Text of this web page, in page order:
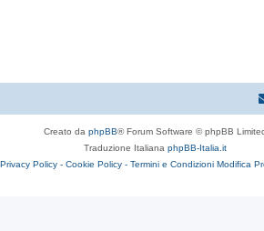
Creato da phpBB® Forum Software © phpBB
Traduzione Italiana phpBB-Italia.it
Privacy Policy - Cookie Policy - Termini e Condizioni Modifica